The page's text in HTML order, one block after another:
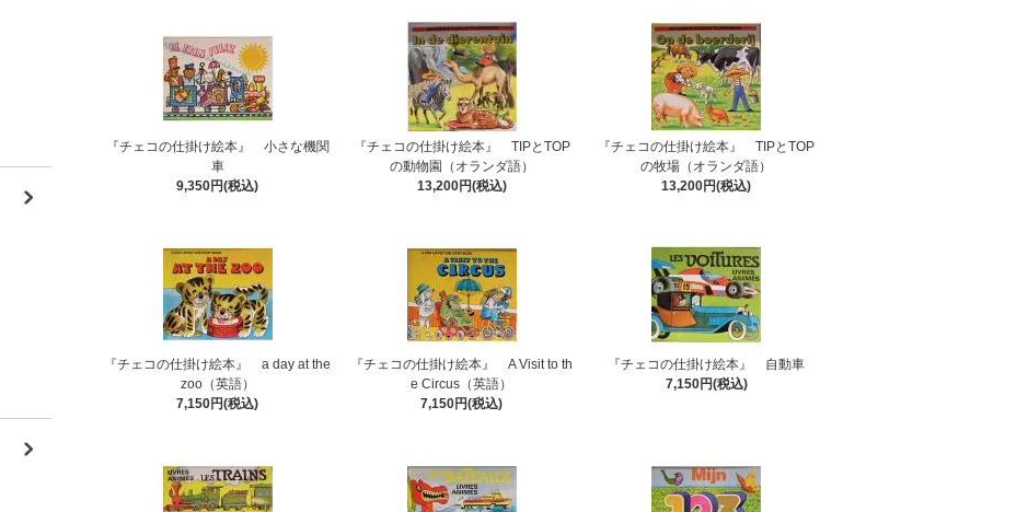
『チェコの仕掛け絵本』 小さな機関
車
9,350円(税込)
『チェコの仕掛け絵本』 TIPとTOP
の動物園（オランダ語）
13,200円(税込)
『チェコの仕掛け絵本』 TIPとTOP
の牧場（オランダ語）
13,200円(税込)
『チェコの仕掛け絵本』 a day at the
zoo（英語）
7,150円(税込)
『チェコの仕掛け絵本』 A Visit to th
e Circus（英語）
7,150円(税込)
『チェコの仕掛け絵本』 自動車
7,150円(税込)